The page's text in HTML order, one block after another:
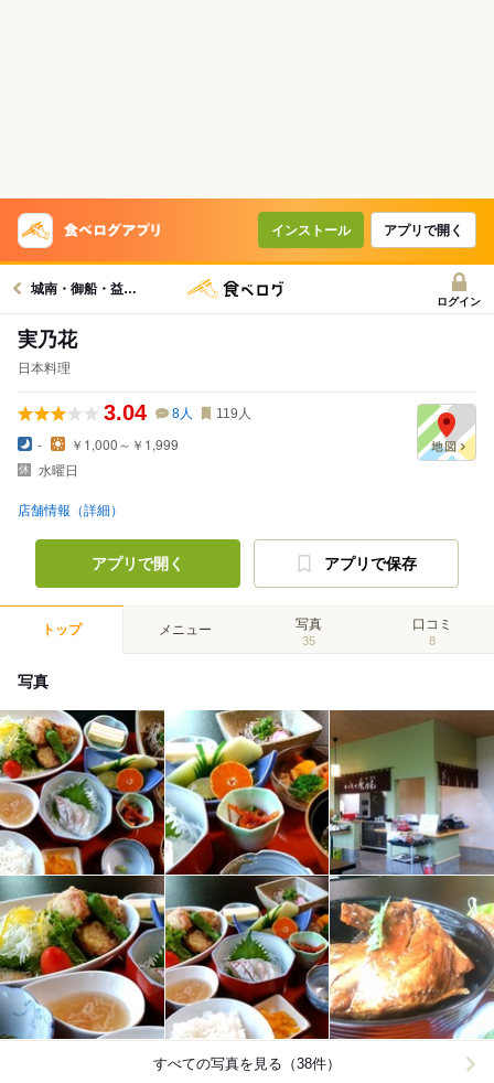
インストール アプリで開く
城南・御船・益城グルメへ
ログイン
実乃花
日本料理
3.04 8人 119 人
-
￥1,000～￥1,999
水曜日
店舗情報（詳細）
アプリで開く アプリで保存
トップ メニュー 写真
35
口コミ
8
写真
すべての写真を見る（38件）